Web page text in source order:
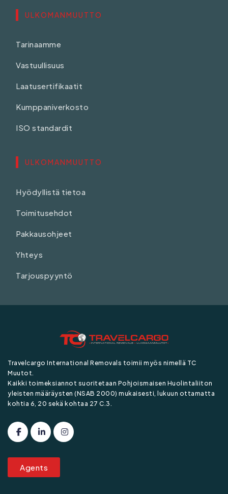
ULKOMANMUUTTO
Tarinaamme
Vastuullisuus
Laatusertifikaatit
Kumppaniverkosto
ISO standardit
ULKOMANMUUTTO
Hyödyllistä tietoa
Toimitusehdot
Pakkausohjeet
Yhteys
Tarjouspyyntö
Travelcargo International Removals toimii myös nimellä TC
Muutot.
Kaikki toimeksiannot suoritetaan Pohjoismaisen Huolintaliiton
yleisten määräysten (NSAB 2000) mukaisesti, lukuun ottamatta
kohtia 6, 20 sekä kohtaa 27 C.3.
Agents